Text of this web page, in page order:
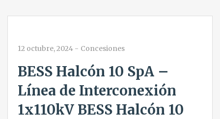
12 octubre, 2024 - Concesiones
BESS Halcón 10 SpA –
Línea de Interconexión
1x110kV BESS Halcón 10